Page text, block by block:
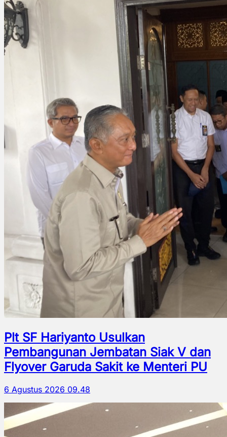
Plt SF Hariyanto Usulkan
Pembangunan Jembatan Siak V dan
Flyover Garuda Sakit ke Menteri PU
6 Agustus 2026 09.48